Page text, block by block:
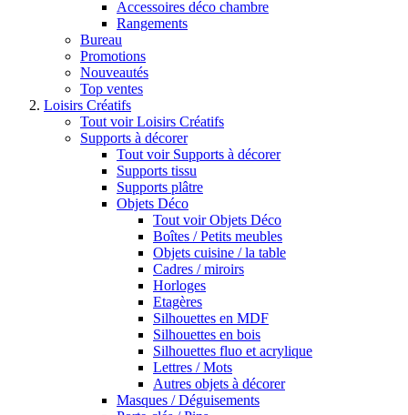
Accessoires déco chambre
Rangements
Bureau
Promotions
Nouveautés
Top ventes
Loisirs Créatifs
Tout voir Loisirs Créatifs
Supports à décorer
Tout voir Supports à décorer
Supports tissu
Supports plâtre
Objets Déco
Tout voir Objets Déco
Boîtes / Petits meubles
Objets cuisine / la table
Cadres / miroirs
Horloges
Etagères
Silhouettes en MDF
Silhouettes en bois
Silhouettes fluo et acrylique
Lettres / Mots
Autres objets à décorer
Masques / Déguisements